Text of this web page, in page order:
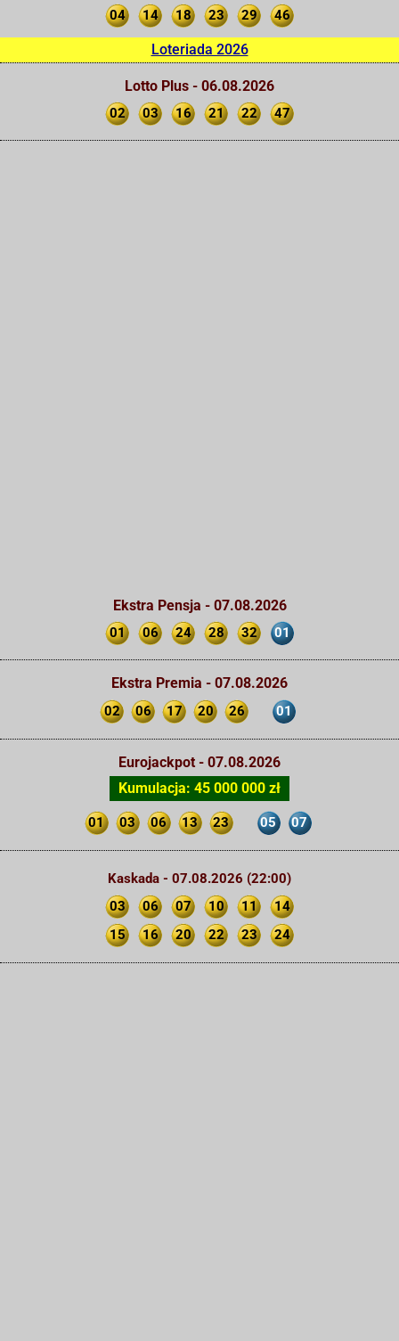
04 14 18 23 29 46
Loteriada 2026
Lotto Plus - 06.08.2026
02 03 16 21 22 47
Ekstra Pensja - 07.08.2026
01 06 24 28 32 01
Ekstra Premia - 07.08.2026
02 06 17 20 26 01
Eurojackpot - 07.08.2026
Kumulacja: 45 000 000 zł
01 03 06 13 23 05 07
Kaskada - 07.08.2026 (22:00)
03
06 07 10 11
14
15
16 20 22 23 24